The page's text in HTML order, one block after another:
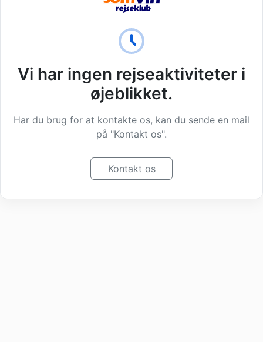
Vi har ingen rejseaktiviteter i
øjeblikket.
Har du brug for at kontakte os, kan du sende en mail
på "Kontakt os".
Kontakt os